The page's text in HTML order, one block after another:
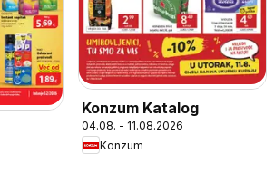
Konzum Katalog
04.08. - 11.08.2026
Konzum